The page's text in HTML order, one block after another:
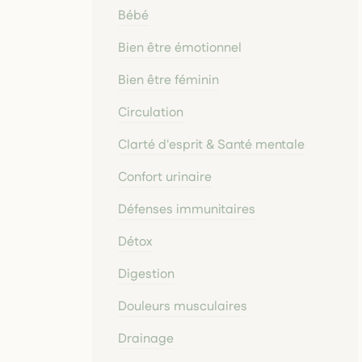
Bébé
Bien être émotionnel
Bien être féminin
Circulation
Clarté d'esprit & Santé mentale
Confort urinaire
Défenses immunitaires
Détox
Digestion
Douleurs musculaires
Drainage